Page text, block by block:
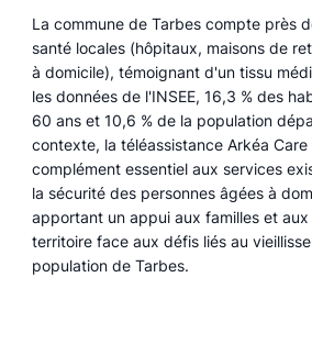
La commune de Tarbes compte près
santé locales (hôpitaux, maisons de
à domicile), témoignant d'un tissu
les données de l'INSEE, 16,3 % des
60 ans et 10,6 % de la population
contexte, la téléassistance Arkéa
complément essentiel aux services
la sécurité des personnes âgées à
apportant un appui aux familles et
territoire face aux défis liés au
population de Tarbes.